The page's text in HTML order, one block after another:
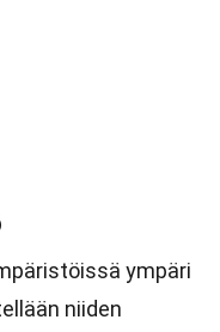
ympäri
niiden